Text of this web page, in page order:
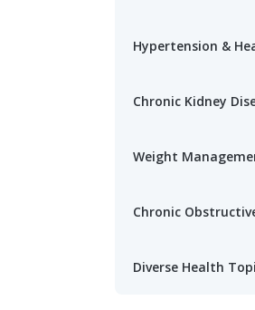
Hypertension &
Chronic Kidney
Weight
Chronic
Diverse Health